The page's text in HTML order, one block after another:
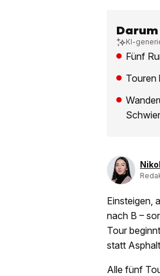
KI-
Fünf
Touren
Einsteigen,
nach B –
Tour
statt
Alle fünf